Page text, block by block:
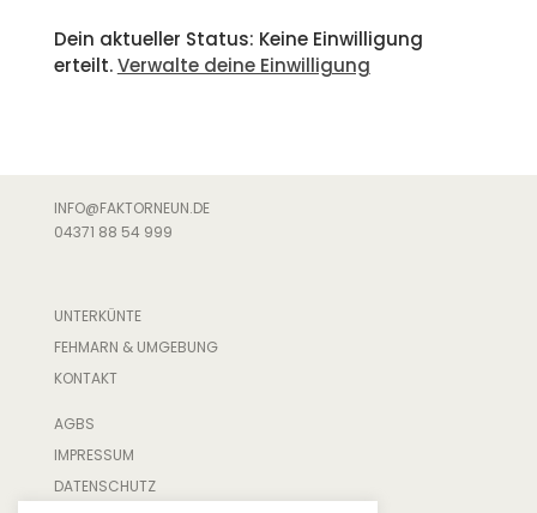
Dein aktueller Status: Keine Einwilligung
erteilt.Verwalte deine Einwilligung
INFO@FAKTORNEUN.DE
04371 88 54 999
UNTERKÜNTE
FEHMARN & UMGEBUNG
KONTAKT
AGBS
IMPRESSUM
DATENSCHUTZ